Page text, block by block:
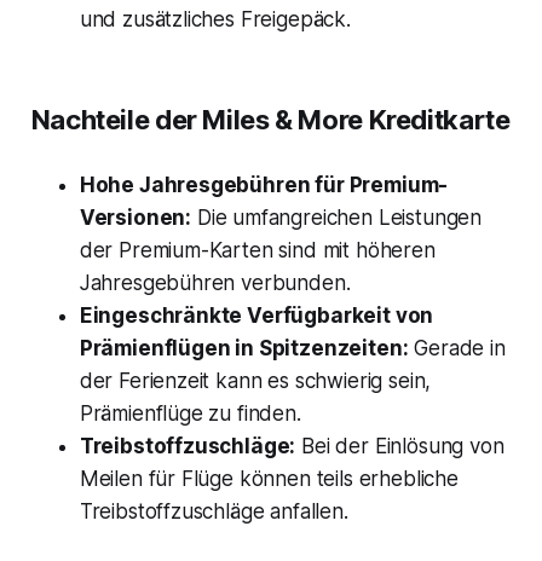
und zusätzliches Freigepäck.
Nachteile der Miles & More Kreditkarte
Hohe Jahresgebühren für Premium-
Versionen: Die umfangreichen Leistungen
der Premium-Karten sind mit höheren
Jahresgebühren verbunden.
Eingeschränkte Verfügbarkeit von
Prämienflügen in Spitzenzeiten: Gerade in
der Ferienzeit kann es schwierig sein,
Prämienflüge zu finden.
Treibstoffzuschläge: Bei der Einlösung von
Meilen für Flüge können teils erhebliche
Treibstoffzuschläge anfallen.